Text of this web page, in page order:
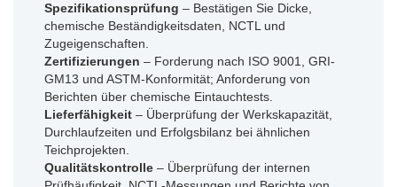
Spezifikationsprüfung – Bestätigen Sie Dicke,
chemische Beständigkeitsdaten, NCTL und
Zugeigenschaften.
Zertifizierungen – Forderung nach ISO 9001, GRI-
GM13 und ASTM-Konformität; Anforderung von
Berichten über chemische Eintauchtests.
Lieferfähigkeit – Überprüfung der Werkskapazität,
Durchlaufzeiten und Erfolgsbilanz bei ähnlichen
Teichprojekten.
Qualitätskontrolle – Überprüfung der internen